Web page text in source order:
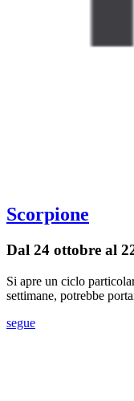
Scorpione
Dal 24 ottobre al
Si apre un ciclo
settimane, potrebbe
segue